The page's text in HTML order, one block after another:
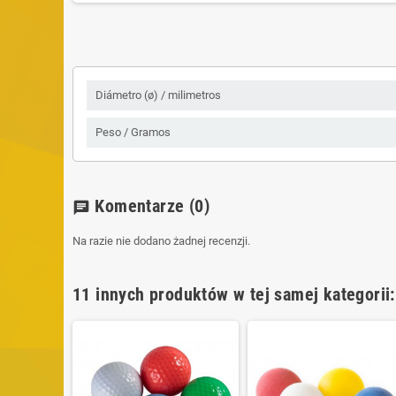
Diámetro (ø) / milimetros
Peso / Gramos
chat Komentarze (0)
Na razie nie dodano żadnej recenzji.
11 innych produktów w tej samej kategorii: